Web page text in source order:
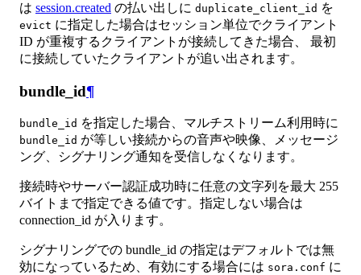
は session.created の払い出しに duplicate_client_id を
evict に指定した場合はセッション単位でクライアント
ID が重複するクライアントが接続してきた場合、 最初
に接続していたクライアントが追い出されます。
bundle_id¶
bundle_id を指定した場合、マルチストリーム利用時に
bundle_id が等しい接続からの音声や映像、メッセージ
ング、シグナリング通知を受信しなくなります。
接続時やサーバー認証成功時に任意の文字列を最大 255
バイトまで指定できる値です。指定しない場合は
connection_id が入ります。
シグナリングでの bundle_id の指定はデフォルトでは無
効になっているため、有効にする場合には sora.conf に